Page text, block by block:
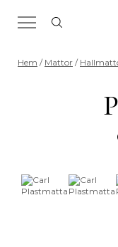
Sök efter
kategori
Hem / Mattor /